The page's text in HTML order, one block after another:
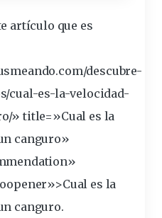
artículo que es
com/descubre-
cual-es-la-velocidad-
/» title=»Cual es la
canguro»
es la
canguro.